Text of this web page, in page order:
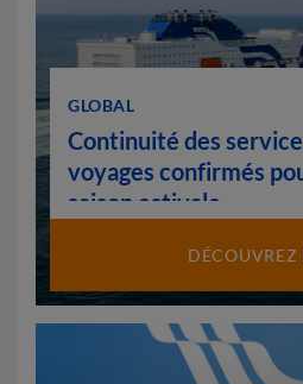
GLOBAL
Continuité des
voyages confirmés
saison estivale
DÉCOUVREZ